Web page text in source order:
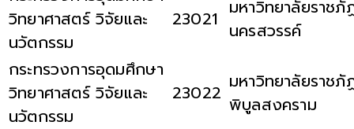
วิทยาศาสตร์ วิจัยและ
นวัตกรรม
23021 มหาวิทยาลัยราชภั
นครสวรรค์
กระทรวงการอุดมศึกษา
วิทยาศาสตร์ วิจัยและ
นวัตกรรม
23022 มหาวิทยาลัยราชภั
พิบูลสงคราม